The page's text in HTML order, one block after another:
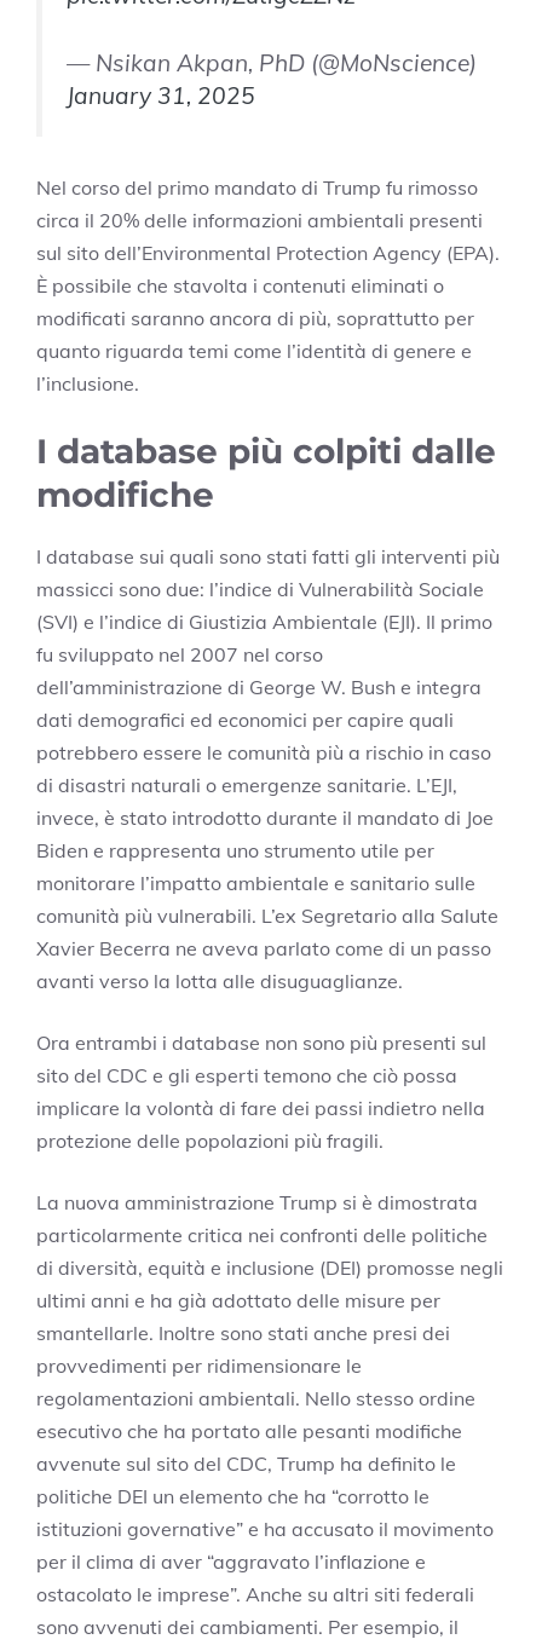
— Nsikan Akpan, PhD (@MoNscience)
January 31, 2025
Nel corso del primo mandato di Trump fu rimosso
circa il 20% delle informazioni ambientali presenti
sul sito dell’Environmental Protection Agency (EPA).
È possibile che stavolta i contenuti eliminati o
modificati saranno ancora di più, soprattutto per
quanto riguarda temi come l’identità di genere e
l’inclusione.
I database più colpiti dalle
modifiche
I database sui quali sono stati fatti gli interventi più
massicci sono due: l’indice di Vulnerabilità Sociale
(SVI) e l’indice di Giustizia Ambientale (EJI). Il primo
fu sviluppato nel 2007 nel corso
dell’amministrazione di George W. Bush e integra
dati demografici ed economici per capire quali
potrebbero essere le comunità più a rischio in caso
di disastri naturali o emergenze sanitarie. L’EJI,
invece, è stato introdotto durante il mandato di Joe
Biden e rappresenta uno strumento utile per
monitorare l’impatto ambientale e sanitario sulle
comunità più vulnerabili. L’ex Segretario alla Salute
Xavier Becerra ne aveva parlato come di un passo
avanti verso la lotta alle disuguaglianze.
Ora entrambi i database non sono più presenti sul
sito del CDC e gli esperti temono che ciò possa
implicare la volontà di fare dei passi indietro nella
protezione delle popolazioni più fragili.
La nuova amministrazione Trump si è dimostrata
particolarmente critica nei confronti delle politiche
di diversità, equità e inclusione (DEI) promosse negli
ultimi anni e ha già adottato delle misure per
smantellarle. Inoltre sono stati anche presi dei
provvedimenti per ridimensionare le
regolamentazioni ambientali. Nello stesso ordine
esecutivo che ha portato alle pesanti modifiche
avvenute sul sito del CDC, Trump ha definito le
politiche DEI un elemento che ha “corrotto le
istituzioni governative” e ha accusato il movimento
per il clima di aver “aggravato l’inflazione e
ostacolato le imprese”. Anche su altri siti federali
sono avvenuti dei cambiamenti. Per esempio, il